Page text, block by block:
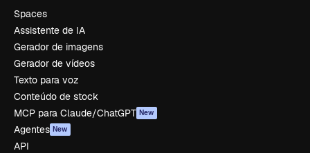
Spaces
Assistente de IA
Gerador de imagens
Gerador de vídeos
Texto para voz
Conteúdo de stock
MCP para Claude/ChatGPT New
Agentes New
API